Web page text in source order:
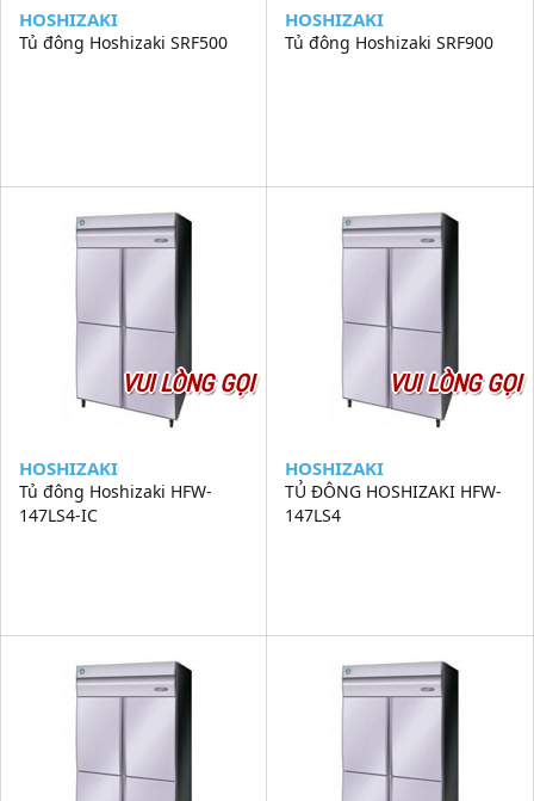
HOSHIZAKI
Tủ đông Hoshizaki SRF500
HOSHIZAKI
Tủ đông Hoshizaki SRF900
VUI LÒNG GỌI
HOSHIZAKI
Tủ đông Hoshizaki HFW-
147LS4-IC
VUI LÒNG GỌI
HOSHIZAKI
TỦ ĐÔNG HOSHIZAKI HFW-
147LS4